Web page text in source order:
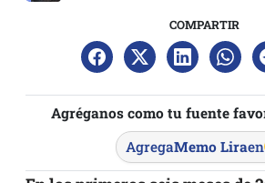
COMPARTIR
Agréganos como tu fuente
AgregaMemo Liraen